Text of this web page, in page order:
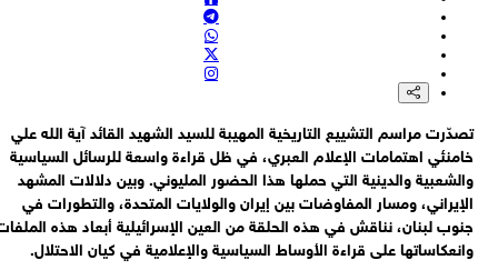
جيش الاحتلال: هذا القرار صدر قبل أسبوعين بالتزامن مع المصادقة
إدخال قوات دولية إلى غزة
جيش الإحتلال: نتنياهو وكاتس وافقا على بدء أعمال إعادة الإعمار في
القناة 15 العبرية: "إسرائيل" تدرس إمكانية أن تتولى سويسرا مهمة الإشراف
مناطق التجربة في لبنان
نار كثيف جدًا من جيش الاحتلال بالقرب من دوار بني سهيلا شرق
خانيونس، باتجاه منازل وخيام الأهالي
مراسم التشييع التاريخية المهيبة للسيد الشهيد القائد آية الله علي
اهتمامات الإعلام العبري، في ظل قراءة واسعة للرسائل السياسية
والدينية التي حملها هذا الحضور المليوني. وبين دلالات المشهد
ومسار المفاوضات بين إيران والولايات المتحدة، والتطورات في
لبنان، نناقش في هذه الحلقة من العين الإسرائيلية أبعاد هذه الملفات
على قراءة الأوساط السياسية والإعلامية في كيان الاحتلال.